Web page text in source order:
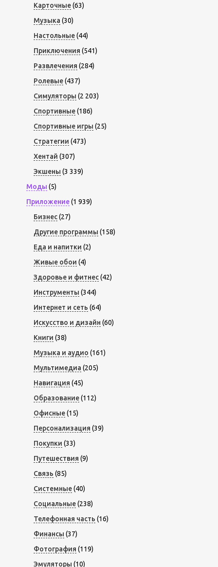
Карточные(63)
Музыка (30)
Настольные(44)
Приключения (541)
Развлечения (284)
Ролевые(437)
Симуляторы (2 203)
Спортивные(186)
Спортивные игры (25)
Стратегии (473)
Хентай (307)
Экшены (3 339)
Моды (5)
Приложение(1 939)
Бизнес(27)
Другие программы (158)
Еда и напитки (2)
Живые обои (4)
Здоровье и фитнес(42)
Инструменты (344)
Интернет и сеть (64)
Искусство и дизайн (60)
Книги (38)
Музыка и аудио (161)
Мультимедиа (205)
Навигация (45)
Образование(112)
Офисные(15)
Персонализация (39)
Покупки (33)
Путешествия (9)
Связь (85)
Системные(40)
Социальные(238)
Телефонная часть (16)
Финансы (37)
Фотография (119)
Эмуляторы (10)